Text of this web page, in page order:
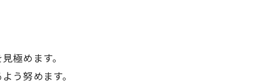
極めます。
う努めます。